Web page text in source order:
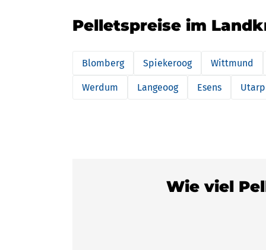
Pelletspreise im
Blomberg Spiekeroog Wittmund
Werdum Langeoog Esens Utarp
Wie viel